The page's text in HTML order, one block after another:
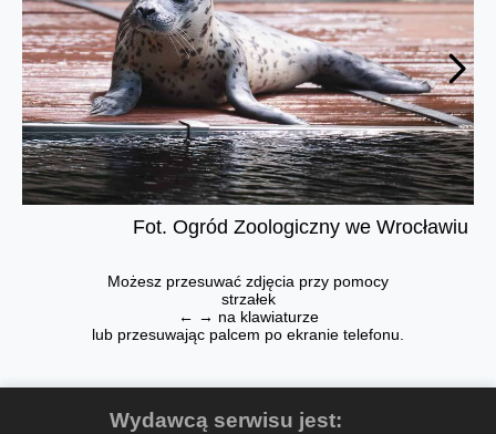
Fot. Ogród Zoologiczny we Wrocławiu
Możesz przesuwać zdjęcia przy pomocy
strzałek
← → na klawiaturze
lub przesuwając palcem po ekranie telefonu.
Wydawcą serwisu jest: